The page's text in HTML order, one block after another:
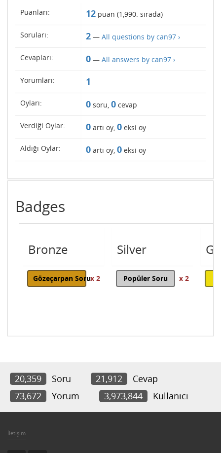
Puanları: 12 puan (1,990. sırada)
Soruları: 2 — All questions by can97 ›
Cevapları: 0 — All answers by can97 ›
Yorumları: 1
Oyları: 0 soru, 0 cevap
Verdiği Oylar: 0 artı oy, 0 eksi oy
Aldığı Oylar: 0 artı oy, 0 eksi oy
Badges
Bronze
Gözeçarpan Sorux 2
Silver
Popüler Soru x 2
20,359 Soru 21,912
Cevap
73,672
Yorum 3,973,844 Kullanıcı
İletişim